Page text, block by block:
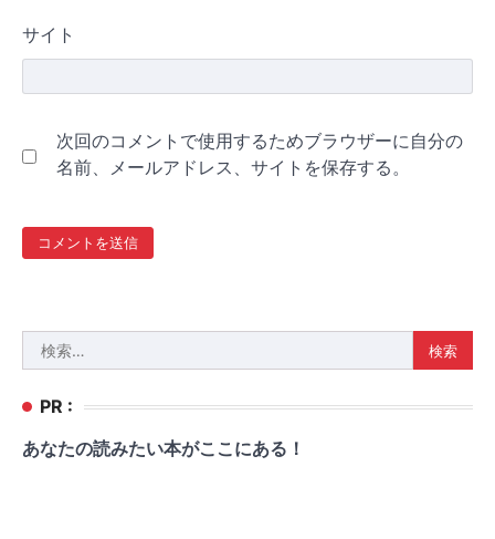
サイト
次回のコメントで使用するためブラウザーに自分の
名前、メールアドレス、サイトを保存する。
索:
PR :
あなたの読みたい本がここにある！